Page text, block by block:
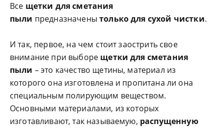
Все щетки для сметания
пыли предназначенытолько для сухой чистки.
И так, первое, на чем стоит заострить свое
внимание при выборе щетки для сметания
пыли – это качество щетины, материал из
которого она изготовлена и пропитана ли она
специальным полирующим веществом.
Основными материалами, из которых
изготавливают, так называемую, распущенную